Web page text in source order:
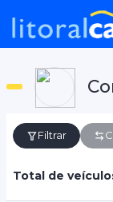
Filtrar
Total de